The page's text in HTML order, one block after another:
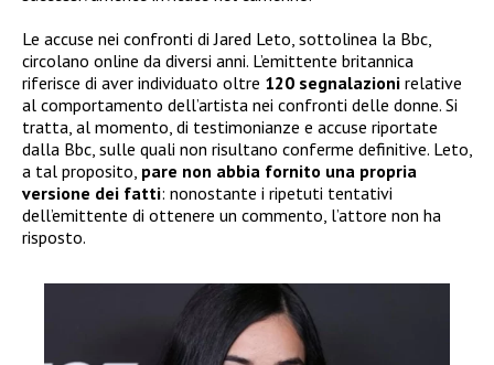
Le accuse nei confronti di Jared Leto, sottolinea la Bbc,
circolano online da diversi anni. L’emittente britannica
riferisce di aver individuato oltre 120 segnalazioni relative
al comportamento dell’artista nei confronti delle donne. Si
tratta, al momento, di testimonianze e accuse riportate
dalla Bbc, sulle quali non risultano conferme definitive. Leto,
a tal proposito, pare non abbia fornito una propria
versione dei fatti: nonostante i ripetuti tentativi
dell’emittente di ottenere un commento, l’attore non ha
risposto.